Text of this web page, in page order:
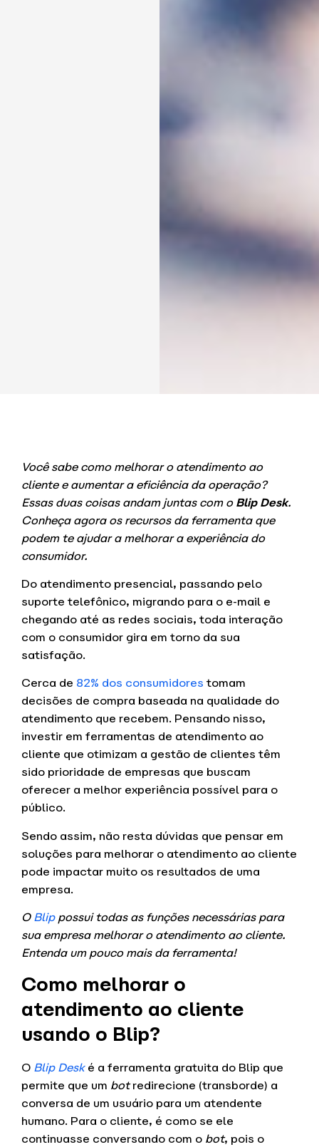
Você sabe como melhorar o atendimento ao
cliente e aumentar a eficiência da operação?
Essas duas coisas andam juntas com oBlip Desk.
Conheça agora os recursos da ferramenta que
podem te ajudar a melhorar a experiência do
consumidor.
Do atendimento presencial, passando pelo
suporte telefônico, migrando para o e-mail e
chegando até as redes sociais, toda interação
com o consumidor gira em torno da sua
satisfação.
Cerca de 82% dos consumidores tomam
decisões de compra baseada na qualidade do
atendimento que recebem. Pensando nisso,
investir em ferramentas de atendimento ao
cliente que otimizam a gestão de clientes têm
sido prioridade de empresas que buscam
oferecer a melhor experiência possível para o
público.
Sendo assim, não resta dúvidas que pensar em
soluções para melhorar o atendimento ao cliente
pode impactar muito os resultados de uma
empresa.
OBlip possui todas as funções necessárias para
sua empresa melhorar o atendimento ao cliente.
Entenda um pouco mais da ferramenta!
Como melhorar o
atendimento ao cliente
usando o Blip?
O Blip Deské a ferramenta gratuita do Blip que
permite que um botredirecione (transborde) a
conversa de um usuário para um atendente
humano. Para o cliente, é como se ele
continuasse conversando com o bot, pois o